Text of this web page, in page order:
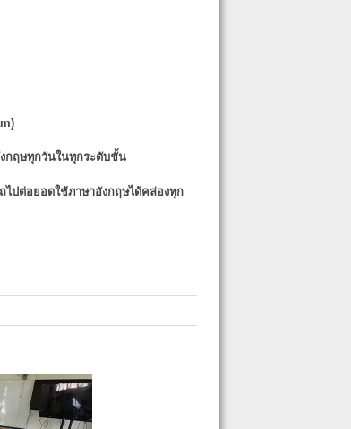
กฤษทุกวันในทุกระดับชั้น
ไปต่อยอดใช้ภาษาอังกฤษได้คล่องทุก